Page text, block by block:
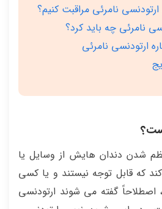
نامرئی مراقبت کنیم؟
نامرئی چه باید کرد؟
ارتودنسی نامرئی
شدن دندان هایش از وسایل یا
کند که قابل توجه نیستند و یا کسی
گفته می شوند ارتودنسی